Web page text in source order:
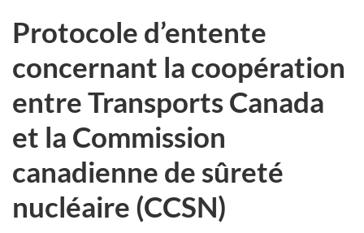
Protocole d’entente
concernant la coopération
entre Transports Canada
et la Commission
canadienne de sûreté
nucléaire (CCSN)